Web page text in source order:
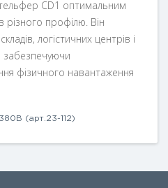
CD1 оптимальним
різного профілю. Він
логістичних центрів і
забезпечуючи
фізичного навантаження
(арт.23-112)